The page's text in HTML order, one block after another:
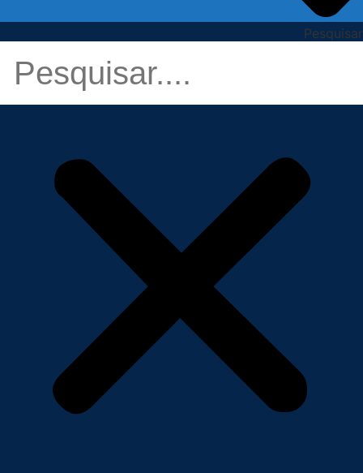
Pesquisar